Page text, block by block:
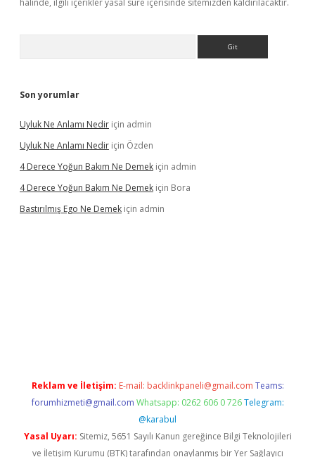
halinde, ilgili içerikler yasal süre içerisinde sitemizden kaldırılacaktır.
Son yorumlar
Uyluk Ne Anlamı Nedir için admin
Uyluk Ne Anlamı Nedir için Özden
4 Derece Yoğun Bakım Ne Demek için admin
4 Derece Yoğun Bakım Ne Demek için Bora
Bastırılmış Ego Ne Demek için admin
Reklam ve İletişim: E-mail: backlinkpaneli@gmail.com Teams:
forumhizmeti@gmail.com Whatsapp: 0262 606 0 726 Telegram:
@karabul
Yasal Uyarı: Sitemiz, 5651 Sayılı Kanun gereğince Bilgi Teknolojileri
ve İletişim Kurumu (BTK) tarafından onaylanmış bir Yer Sağlayıcı